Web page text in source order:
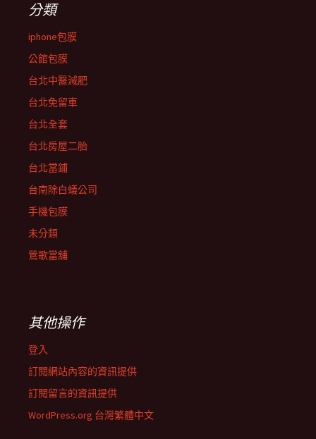
分類
iphone包膜
公館包膜
台北中醫減肥
台北免留車
台北全套
台北房屋二胎
台北當鋪
台南除白蟻公司
手機包膜
未分類
鶯歌當舖
其他操作
登入
訂閱網站內容的資訊提供
訂閱留言的資訊提供
WordPress.org 台灣繁體中文